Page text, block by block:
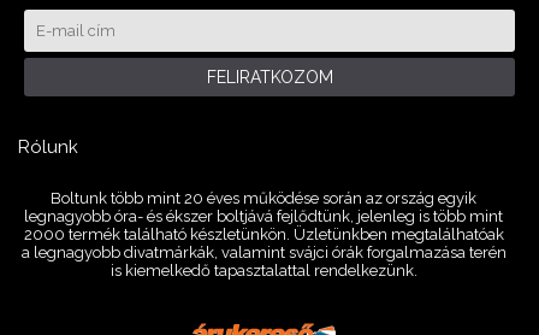
FELIRATKOZOM
Rólunk
Boltunk több mint 20 éves működése során az ország egyik
legnagyobb óra- és ékszer boltjává fejlődtünk, jelenleg is több mint
2000 termék található készletünkön. Üzletünkben megtalálhatóak
a legnagyobb divatmárkák, valamint svájci órák forgalmazása terén
is kiemelkedő tapasztalattal rendelkezünk.